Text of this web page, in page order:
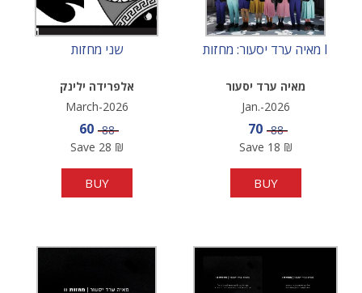
שני מחזות
אלפרידה ילינק
March-2026
Sale price
60 Price
88
Save 28 ₪
BUY
מאיה ערד יסעור: מחזות I
מאיה ערד יסעור
Jan.-2026
Sale price
70 Price
88
Save 18 ₪
BUY